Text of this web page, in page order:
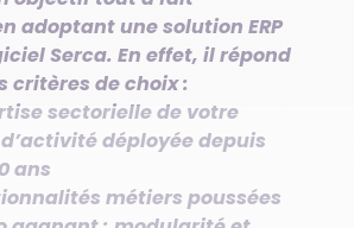
adoptant une solution ERP
Serca. En effet, il répond
critères de choix :
sectorielle de votre
déployée depuis
ans
métiers poussées